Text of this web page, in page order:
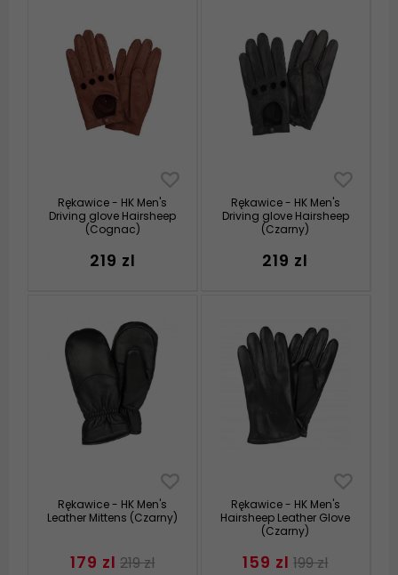
Rękawice - HK Men's
Driving glove Hairsheep
(Cognac)
219 zl
Rękawice - HK Men's
Driving glove Hairsheep
(Czarny)
219 zl
Rękawice - HK Men's
Leather Mittens (Czarny)
179 zl 219 zl
Rękawice - HK Men's
Hairsheep Leather Glove
(Czarny)
159 zl 199 zl